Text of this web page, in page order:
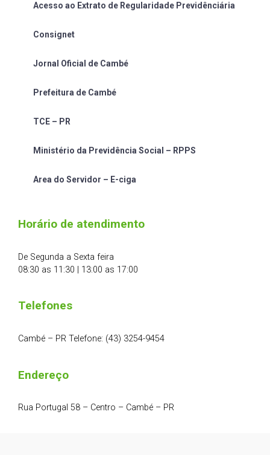
Acesso ao Extrato de Regularidade Previdênciária
Consignet
Jornal Oficial de Cambé
Prefeitura de Cambé
TCE – PR
Ministério da Previdência Social – RPPS
Area do Servidor – E-ciga
Horário de atendimento
De Segunda a Sexta feira
08:30 as 11:30 | 13:00 as 17:00
Telefones
Cambé – PR Telefone: (43) 3254-9454
Endereço
Rua Portugal 58 – Centro – Cambé – PR